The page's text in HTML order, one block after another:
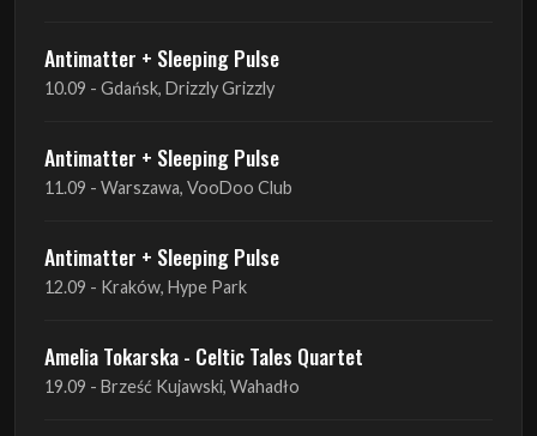
Antimatter + Sleeping Pulse
10.09 - Gdańsk, Drizzly Grizzly
Antimatter + Sleeping Pulse
11.09 - Warszawa, VooDoo Club
Antimatter + Sleeping Pulse
12.09 - Kraków, Hype Park
Amelia Tokarska - Celtic Tales Quartet
19.09 - Brześć Kujawski, Wahadło